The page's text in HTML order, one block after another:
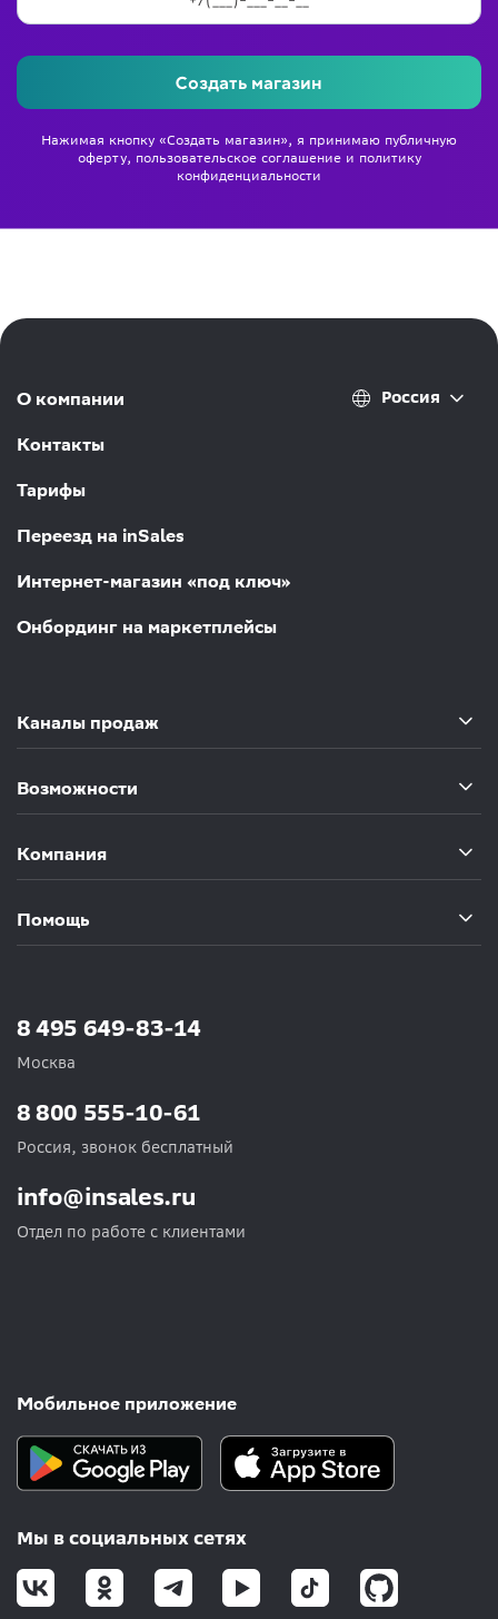
Создать магазин
Нажимая кнопку «Создать магазин», я принимаю публичную
оферту, пользовательское соглашениеи политику
конфиденциальности
О компании
Контакты
Тарифы
Переезд на inSales
Интернет-магазин «под ключ»
Онбординг на маркетплейсы
Россия
Каналы продаж
Возможности
Компания
Помощь
8 495 649-83-14
Москва
info@insales.ru
Отдел по работе с клиентами
8 800 555-10-61
Россия, звонок бесплатный
Мобильное приложение
Мы в социальных сетях